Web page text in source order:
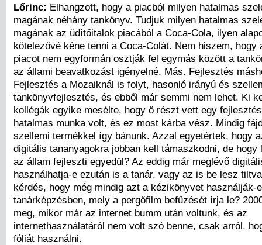
Lőrinc: Elhangzott, hogy a piacból milyen hatalmas
magának néhány tankönyv. Tudjuk milyen hatalmas
magának az üdítőitalok piacából a Coca-Cola, ilyen
kötelezővé kéne tenni a Coca-Colát. Nem hiszem, hogy
piacot nem egyformán osztják fel egymás között a
az állami beavatkozást igényelné. Más. Fejlesztés
Fejlesztés a Mozaiknál is folyt, hasonló irányú és
tankönyvfejlesztés, és ebből már semmi nem lehet. Ki
kollégák egyike mesélte, hogy ő részt vett egy
hatalmas munka volt, és ez most kárba vész. Mindig
szellemi termékkel így bánunk. Azzal egyetértek, hogy
digitális tananyagokra jobban kell támaszkodni, de
az állam fejleszti egyedül? Az eddig már meglévő
használhatja-e ezután is a tanár, vagy az is be lesz
kérdés, hogy még mindig azt a kézikönyvet használják-
tanárképzésben, mely a pergőfilm befűzését írja le?
meg, mikor már az internet bumm után voltunk, és az
internethasználatáról nem volt szó benne, csak arról,
fóliát használni.